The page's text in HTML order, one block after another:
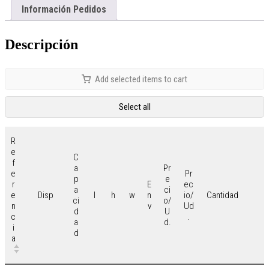
Información Pedidos
Descripción
Add selected items to cart
Select all
R
e
f
e
r
e
n
c
i
a
Disp
C
a
p
a
ci
d
a
d
l h w
E
n
v
Pr
e
ci
o/
U
d.
Pr
ec
io/
Ud
.
Cantidad